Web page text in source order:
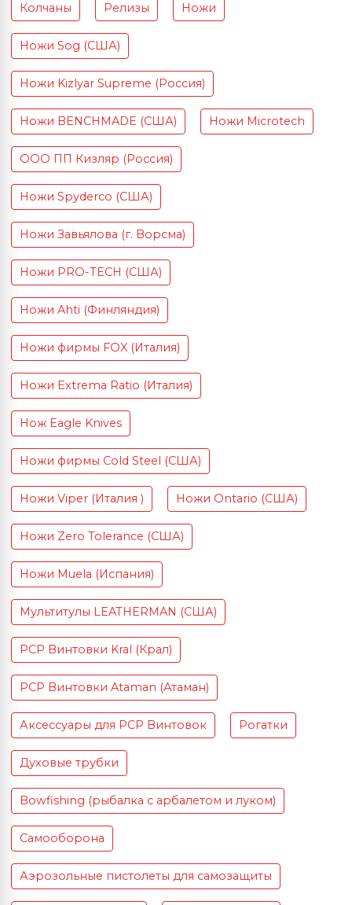
Колчаны Релизы Ножи
Ножи Sog (США)
Ножи Kizlyar Supreme (Россия)
Ножи BENCHMADE (США) Ножи Microtech
ООО ПП Кизляр (Россия)
Ножи Spyderco (США)
Ножи Завьялова (г. Ворсма)
Ножи PRO-TECH (США)
Ножи Ahti (Финляндия)
Ножи фирмы FOX (Италия)
Ножи Extrema Ratio (Италия)
Нож Eagle Knives
Ножи фирмы Cold Steel (США)
Ножи Viper (Италия ) Ножи Ontario (США)
Ножи Zero Tolerance (США)
Ножи Muela (Испания)
Мультитулы LEATHERMAN (США)
PCP Винтовки Kral (Крал)
PCP Винтовки Ataman (Атаман)
Аксессуары для PCP Винтовок Рогатки
Духовые трубки
Bowfishing (рыбалка с арбалетом и луком)
Самооборона
Аэрозольные пистолеты для самозащиты